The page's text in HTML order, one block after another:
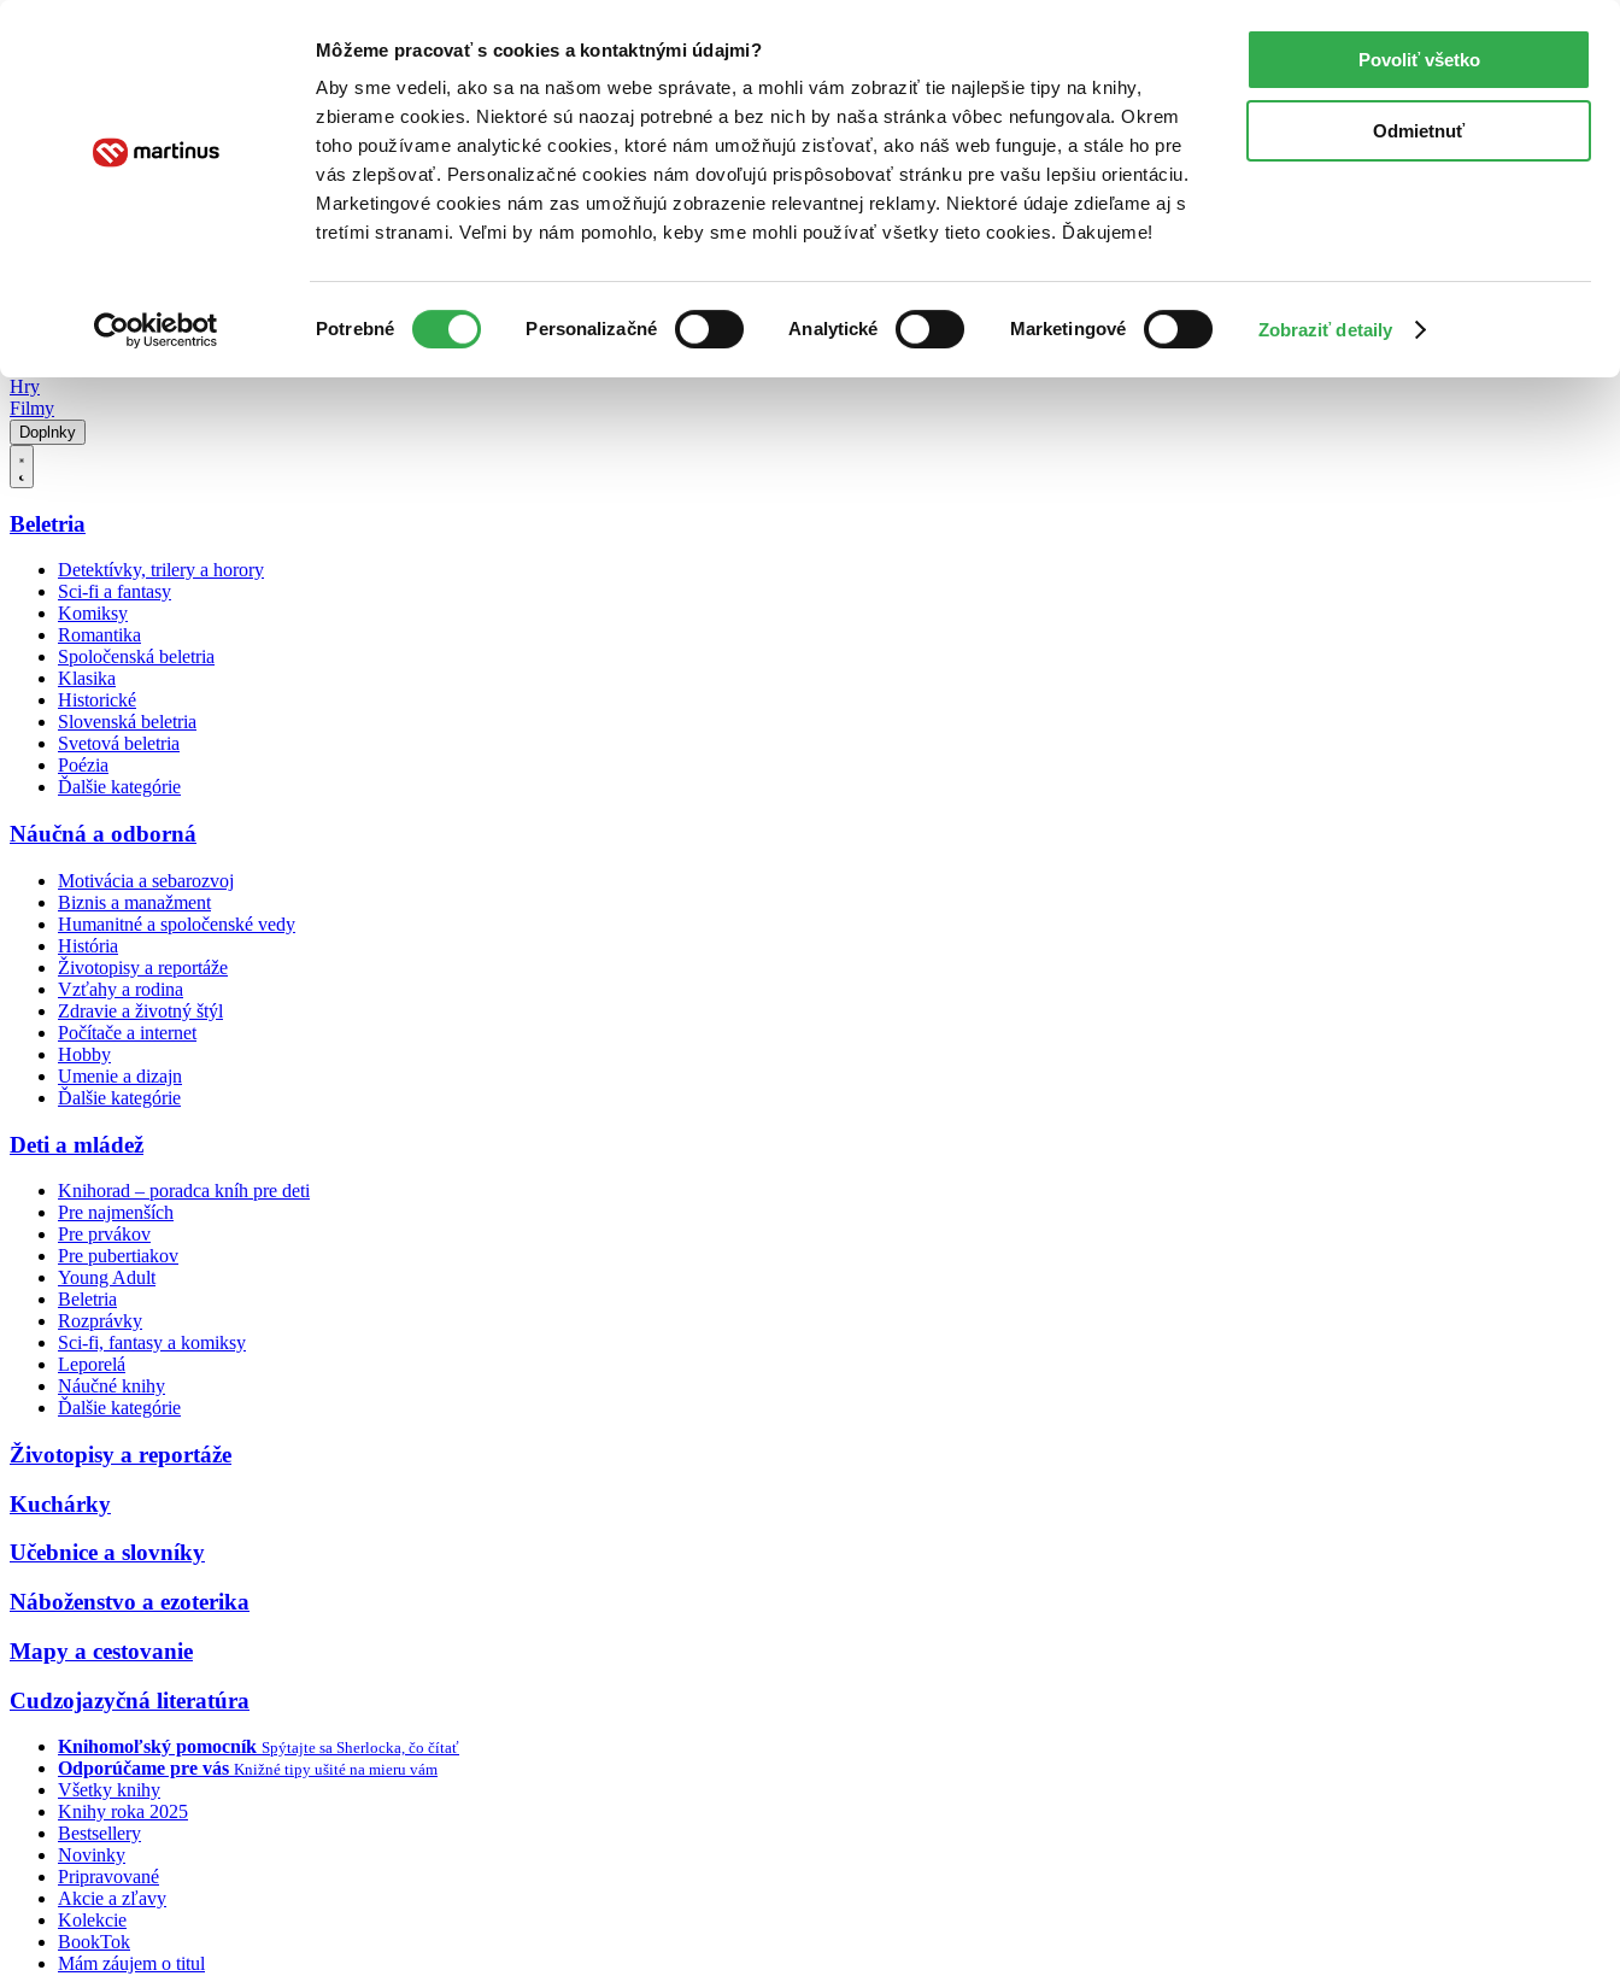
Môžeme pracovať s cookies a kontaktnými údajmi?
Aby sme vedeli, ako sa na našom webe správate, a mohli vám zobraziť tie najlepšie tipy na knihy,
zbierame cookies. Niektoré sú naozaj potrebné a bez nich by naša stránka vôbec nefungovala. Okrem
toho používame analytické cookies, ktoré nám umožňujú zisťovať, ako náš web funguje, a stále ho pre
vás zlepšovať. Personalizačné cookies nám dovoľujú prispôsobovať stránku pre vašu lepšiu orientáciu.
Marketingové cookies nám zas umožňujú zobrazenie relevantnej reklamy. Niektoré údaje zdieľame aj s
tretími stranami. Veľmi by nám pomohlo, keby sme mohli používať všetky tieto cookies. Ďakujeme!
súhlasu
Potrebné Personalizačné Analytické Marketingové Zobraziť detaily
Povoliť všetko
Odmietnuť
Poukážky Kontakt
Hry
Filmy
Doplnky
Beletria
Detektívky, trilery a horory
Sci-fi a fantasy
Komiksy
Romantika
Spoločenská beletria
Klasika
Historické
Slovenská beletria
Svetová beletria
Poézia
Ďalšie kategórie
Náučná a odborná
Motivácia a sebarozvoj
Biznis a manažment
Humanitné a spoločenské vedy
História
Životopisy a reportáže
Vzťahy a rodina
Zdravie a životný štýl
Počítače a internet
Hobby
Umenie a dizajn
Ďalšie kategórie
Deti a mládež
Knihorad – poradca kníh pre deti
Pre najmenších
Pre prvákov
Pre pubertiakov
Young Adult
Beletria
Rozprávky
Sci-fi, fantasy a komiksy
Leporelá
Náučné knihy
Ďalšie kategórie
Životopisy a reportáže
Kuchárky
Učebnice a slovníky
Náboženstvo a ezoterika
Mapy a cestovanie
Cudzojazyčná literatúra
Knihomoľský pomocník Spýtajte sa Sherlocka, čo čítať
Odporúčame pre vás Knižné tipy ušité na mieru vám
Všetky knihy
Knihy roka 2025
Bestsellery
Novinky
Pripravované
Akcie a zľavy
Kolekcie
BookTok
Mám záujem o titul